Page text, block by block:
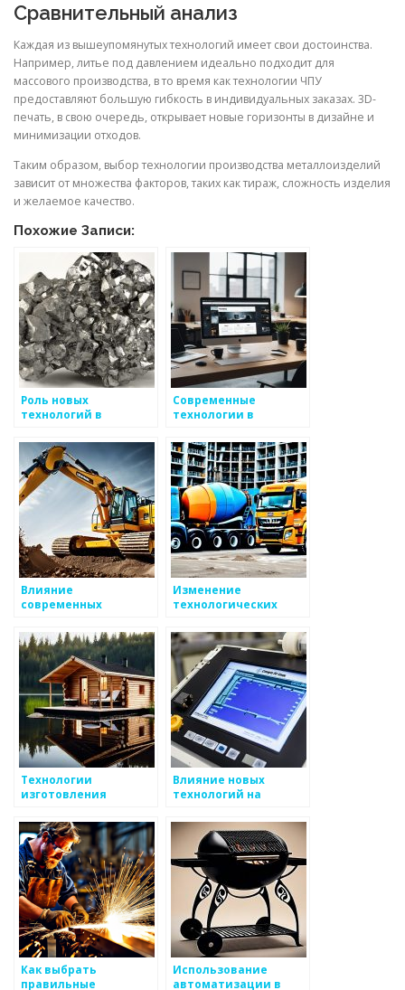
Сравнительный анализ
Каждая из вышеупомянутых технологий имеет свои достоинства.
Например, литье под давлением идеально подходит для
массового производства, в то время как технологии ЧПУ
предоставляют большую гибкость в индивидуальных заказах. 3D-
печать, в свою очередь, открывает новые горизонты в дизайне и
минимизации отходов.
Таким образом, выбор технологии производства металлоизделий
зависит от множества факторов, таких как тираж, сложность изделия
и желаемое качество.
Похожие Записи:
Роль новых
технологий в
металлоизделий
Современные
технологии в
металлоизделий
Влияние
современных
производство
металлоизделий
Изменение
технологических
производстве
металлоизделий
Технологии
изготовления
Влияние новых
технологий на
металлоизделий
Как выбрать
правильные
Использование
автоматизации в